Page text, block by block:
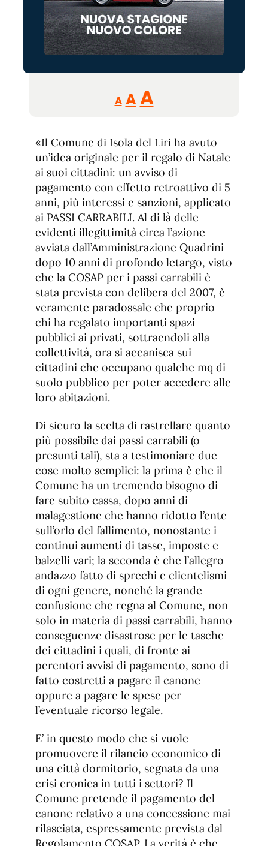
A
Reducir
tamaño
A Restablecer
de
fuente
AAumentar
de
fuente.
«Il Comune di Isola del Liri ha avuto
un’idea originale per il regalo di Natale
ai suoi cittadini: un avviso di
pagamento con effetto retroattivo di 5
anni, più interessi e sanzioni, applicato
ai PASSI CARRABILI. Al di là delle
evidenti illegittimità circa l’azione
avviata dall’Amministrazione Quadrini
dopo 10 anni di profondo letargo, visto
che la COSAP per i passi carrabili è
stata prevista con delibera del 2007, è
veramente paradossale che proprio
chi ha regalato importanti spazi
pubblici ai privati, sottraendoli alla
collettività, ora si accanisca sui
cittadini che occupano qualche mq di
suolo pubblico per poter accedere alle
loro abitazioni.
Di sicuro la scelta di rastrellare quanto
più possibile dai passi carrabili (o
presunti tali), sta a testimoniare due
cose molto semplici: la prima è che il
Comune ha un tremendo bisogno di
fare subito cassa, dopo anni di
malagestione che hanno ridotto l’ente
sull’orlo del fallimento, nonostante i
continui aumenti di tasse, imposte e
balzelli vari; la seconda è che l’allegro
andazzo fatto di sprechi e clientelismi
di ogni genere, nonché la grande
confusione che regna al Comune, non
solo in materia di passi carrabili, hanno
conseguenze disastrose per le tasche
dei cittadini i quali, di fronte ai
perentori avvisi di pagamento, sono di
fatto costretti a pagare il canone
oppure a pagare le spese per
l’eventuale ricorso legale.
E’ in questo modo che si vuole
promuovere il rilancio economico di
una città dormitorio, segnata da una
crisi cronica in tutti i settori? Il
Comune pretende il pagamento del
canone relativo a una concessione mai
rilasciata, espressamente prevista dal